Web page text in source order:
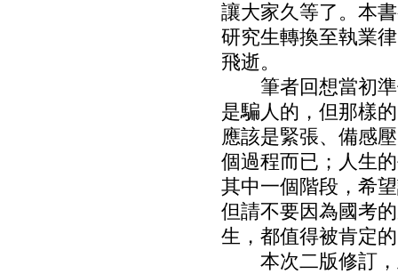
讓大家久等了。本
研究生轉換至執業
飛逝。
筆者回想當初準
是騙人的，但那樣
應該是緊張、備感
個過程而已；人生
其中一個階段，希
但請不要因為國考
生，都值得被肯定
本次二版修訂，